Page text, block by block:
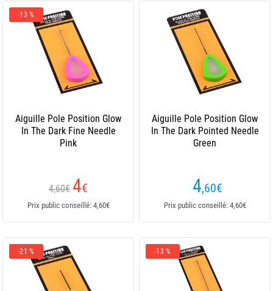
-13 %
Aiguille Pole Position Glow
In The Dark Fine Needle
Pink
4,60€ 4€
Prix public conseillé: 4,60€
Aiguille Pole Position Glow
In The Dark Pointed Needle
Green
4,60€
Prix public conseillé: 4,60€
-21 % -13 %